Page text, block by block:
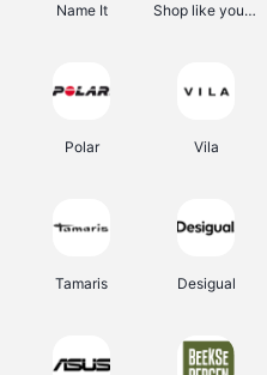
Name It Shop like you Give A Damn
Polar Vila
Tamaris Desigual